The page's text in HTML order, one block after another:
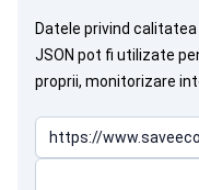
Datele privind
JSON pot fi utilizate
proprii, monitorizare